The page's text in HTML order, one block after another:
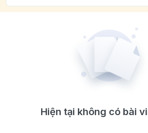
Hiện tại không có bài